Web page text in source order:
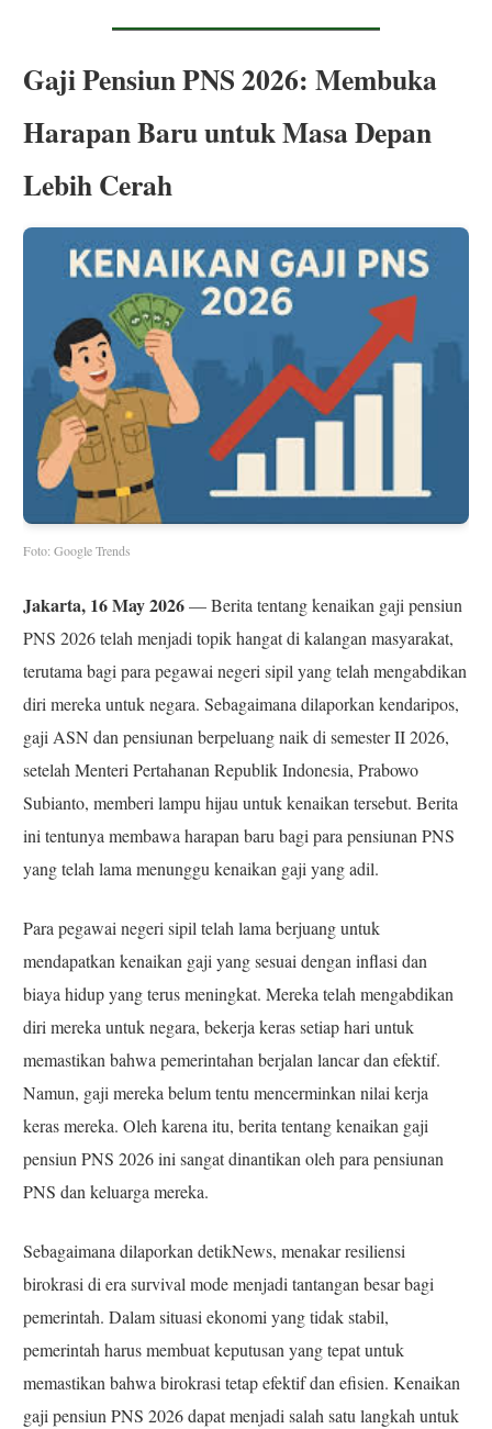
Gaji Pensiun PNS 2026: Membuka
Harapan Baru untuk Masa Depan
Lebih Cerah
Foto: Google Trends
Jakarta, 16 May 2026— Berita tentang kenaikan gaji pensiun
PNS 2026 telah menjadi topik hangat di kalangan masyarakat,
terutama bagi para pegawai negeri sipil yang telah mengabdikan
diri mereka untuk negara. Sebagaimana dilaporkan kendaripos,
gaji ASN dan pensiunan berpeluang naik di semester II 2026,
setelah Menteri Pertahanan Republik Indonesia, Prabowo
Subianto, memberi lampu hijau untuk kenaikan tersebut. Berita
ini tentunya membawa harapan baru bagi para pensiunan PNS
yang telah lama menunggu kenaikan gaji yang adil.
Para pegawai negeri sipil telah lama berjuang untuk
mendapatkan kenaikan gaji yang sesuai dengan inflasi dan
biaya hidup yang terus meningkat. Mereka telah mengabdikan
diri mereka untuk negara, bekerja keras setiap hari untuk
memastikan bahwa pemerintahan berjalan lancar dan efektif.
Namun, gaji mereka belum tentu mencerminkan nilai kerja
keras mereka. Oleh karena itu, berita tentang kenaikan gaji
pensiun PNS 2026 ini sangat dinantikan oleh para pensiunan
PNS dan keluarga mereka.
Sebagaimana dilaporkan detikNews, menakar resiliensi
birokrasi di era survival mode menjadi tantangan besar bagi
pemerintah. Dalam situasi ekonomi yang tidak stabil,
pemerintah harus membuat keputusan yang tepat untuk
memastikan bahwa birokrasi tetap efektif dan efisien. Kenaikan
gaji pensiun PNS 2026 dapat menjadi salah satu langkah untuk